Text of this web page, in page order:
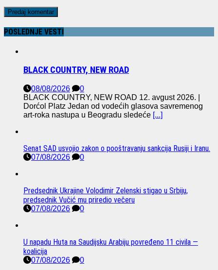
POSLEDNJE VESTI
BLACK COUNTRY, NEW ROAD
08/08/2026
0
BLACK COUNTRY, NEW ROAD 12. avgust 2026. |
Dorćol Platz Jedan od vodećih glasova savremenog
art-roka nastupa u Beogradu sledeće [...]
Senat SAD usvojio zakon o pooštravanju sankcija Rusiji i Iranu.
07/08/2026 0
Predsednik Ukrajine Volodimir Zelenski stigao u Srbiju,
predsednik Vučić mu priredio večeru
07/08/2026 0
U napadu Huta na Saudijsku Arabiju povređeno 11 civila —
koalicija
07/08/2026 0